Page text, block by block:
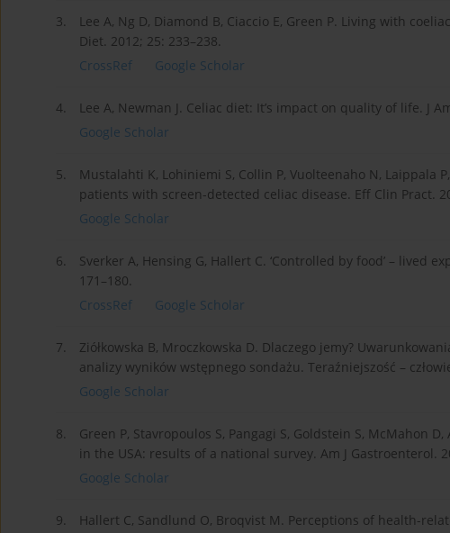
3.
Lee A, Ng D, Diamond B, Ciaccio E, Green P. Living with
Diet. 2012; 25: 233–238.
CrossRef
Google Scholar
4.
Lee A, Newman J. Celiac diet: It’s impact on quality of life. J
Google Scholar
5.
Mustalahti K, Lohiniemi S, Collin P, Vuolteenaho N,
patients with screen-detected celiac disease. Eff Clin Pract.
Google Scholar
6.
Sverker A, Hensing G, Hallert C. ‘Controlled by food’ – lived
171–180.
CrossRef
Google Scholar
7.
Ziółkowska B, Mroczkowska D. Dlaczego jemy?
analizy wyników wstępnego sondażu. Teraźniejszość –
Google Scholar
8.
Green P, Stavropoulos S, Pangagi S, Goldstein S, McMahon
in the USA: results of a national survey. Am J Gastroenterol.
Google Scholar
9.
Hallert C, Sandlund O, Broqvist M. Perceptions of health-